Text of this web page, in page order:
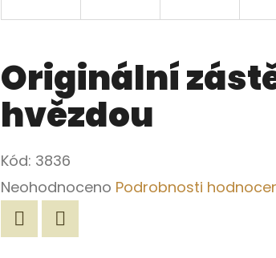
Originální
hvězdou
Kód: 3836
Průměrné
hodnocení
produktu
Neohodnoceno Podrobnosti